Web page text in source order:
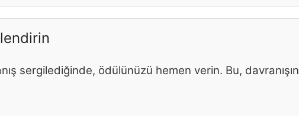
sergilediğinde, ödülünüzü hemen verin. Bu, davranışın